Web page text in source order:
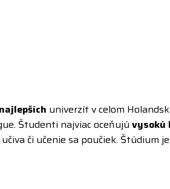
univerzít v celom
Študenti najviac oceňujú vysokú
či učenie sa poučiek. Štúdium